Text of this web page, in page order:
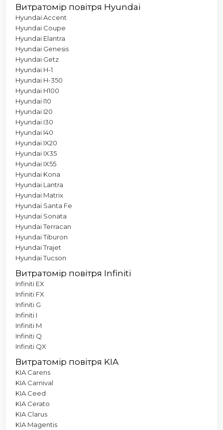
Витратомір повітря Hyundai
Hyundai Accent
Hyundai Coupe
Hyundai Elantra
Hyundai Genesis
Hyundai Getz
Hyundai H-1
Hyundai H-350
Hyundai H100
Hyundai I10
Hyundai I20
Hyundai I30
Hyundai I40
Hyundai IX20
Hyundai IX35
Hyundai IX55
Hyundai Kona
Hyundai Lantra
Hyundai Matrix
Hyundai Santa Fe
Hyundai Sonata
Hyundai Terracan
Hyundai Tiburon
Hyundai Trajet
Hyundai Tucson
Витратомір повітря Infiniti
Infiniti EX
Infiniti FX
Infiniti G
Infiniti I
Infiniti M
Infiniti Q
Infiniti QX
Витратомір повітря KIA
KIA Carens
KIA Carnival
KIA Ceed
KIA Cerato
KIA Clarus
KIA Magentis